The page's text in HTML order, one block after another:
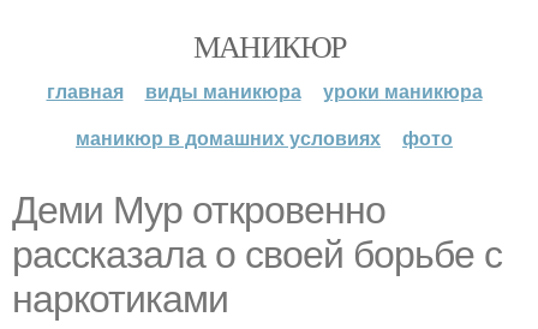
МАНИКЮР
главная виды маникюра
уроки маникюра
маникюр в домашних условиях
фото
Деми Мур откровенно
рассказала о своей борьбе с
наркотиками